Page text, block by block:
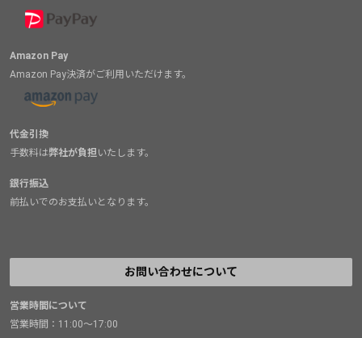
Amazon Pay
Amazon Pay決済がご利用いただけます。
代金引換
手数料は弊社が負担いたします。
銀行振込
前払いでのお支払いとなります。
お問い合わせについて
営業時間について
営業時間：11:00～17:00